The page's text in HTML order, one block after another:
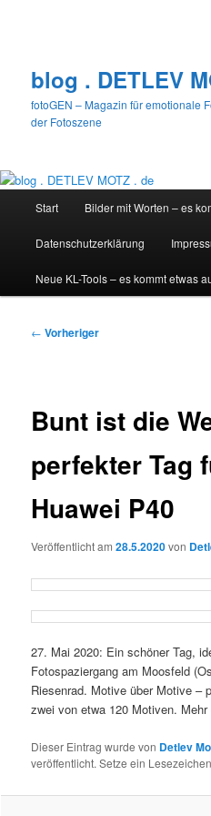
blog . DETLEV
fotoGEN – Magazin für emotionale
der Fotoszene
Start Bilder mit Worten – es
Datenschutzerklärung
Neue KL-Tools – es kommt etwas
Beitragsnavigation
← Vorheriger
Bunt ist die
perfekter Tag
Huawei P40
Veröffentlicht am28.5.2020von
27. Mai 2020: Ein schöner Tag,
Fotospaziergang am Moosfeld
Riesenrad. Motive über Motive –
zwei von etwa 120 Motiven.
Dieser Eintrag wurde von Detlev
veröffentlicht. Setze ein